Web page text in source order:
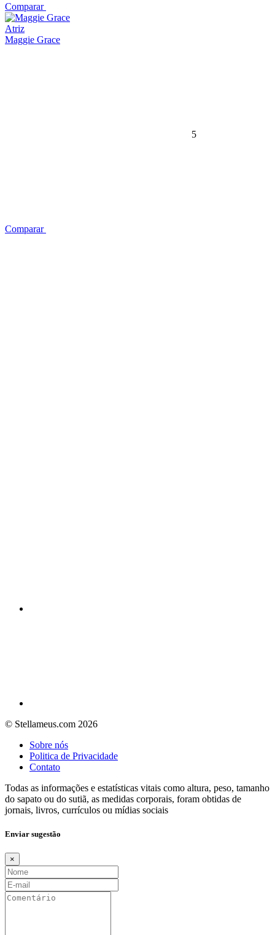
Comparar
Atriz
Maggie Grace
5
Comparar
© Stellameus.com 2026
Sobre nós
Politica de Privacidade
Contato
Todas as informações e estatísticas vitais como altura, peso, tamanho
do sapato ou do sutiã, as medidas corporais, foram obtidas de
jornais, livros, currículos ou mídias sociais
Enviar sugestão
×